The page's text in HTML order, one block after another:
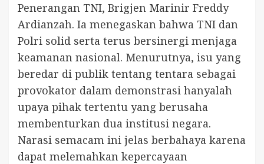
Penerangan TNI, Brigjen Marinir Freddy
Ardianzah. Ia menegaskan bahwa TNI dan
Polri solid serta terus bersinergi menjaga
keamanan nasional. Menurutnya, isu yang
beredar di publik tentang tentara sebagai
provokator dalam demonstrasi hanyalah
upaya pihak tertentu yang berusaha
membenturkan dua institusi negara.
Narasi semacam ini jelas berbahaya karena
dapat melemahkan kepercayaan